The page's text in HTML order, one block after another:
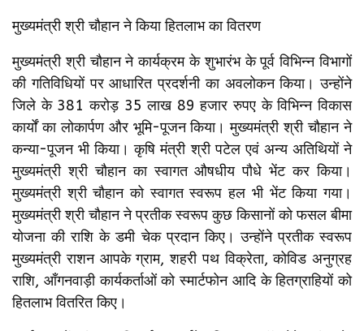
मुख्यमंत्री श्री चौहान ने किया हितलाभ का वितरण
मुख्यमंत्री श्री चौहान ने कार्यक्रम के शुभारंभ के पूर्व विभिन्न विभागों
की गतिविधियों पर आधारित प्रदर्शनी का अवलोकन किया। उन्होंने
जिले के 381 करोड़ 35 लाख 89 हजार रुपए के विभिन्न विकास
कार्यों का लोकार्पण और भूमि-पूजन किया। मुख्यमंत्री श्री चौहान ने
कन्या-पूजन भी किया। कृषि मंत्री श्री पटेल एवं अन्य अतिथियों ने
मुख्यमंत्री श्री चौहान का स्वागत औषधीय पौधे भेंट कर किया।
मुख्यमंत्री श्री चौहान को स्वागत स्वरूप हल भी भेंट किया गया।
मुख्यमंत्री श्री चौहान ने प्रतीक स्वरूप कुछ किसानों को फसल बीमा
योजना की राशि के डमी चेक प्रदान किए। उन्होंने प्रतीक स्वरूप
मुख्यमंत्री राशन आपके ग्राम, शहरी पथ विक्रेता, कोविड अनुग्रह
राशि, आँगनवाड़ी कार्यकर्ताओं को स्मार्टफोन आदि के हितग्राहियों को
हितलाभ वितरित किए।